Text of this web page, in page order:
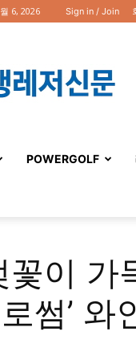
6, 2026 Sign in / Join
행
레
POWERGOLF
꽃이 가
썸’ 와